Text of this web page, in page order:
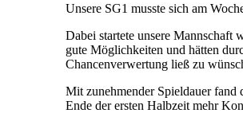
Unsere SG1 musste sich am
Dabei startete unsere Mannschaft
gute Möglichkeiten und hätten
Chancenverwertung ließ zu
Mit zunehmender Spieldauer fand
Ende der ersten Halbzeit mehr